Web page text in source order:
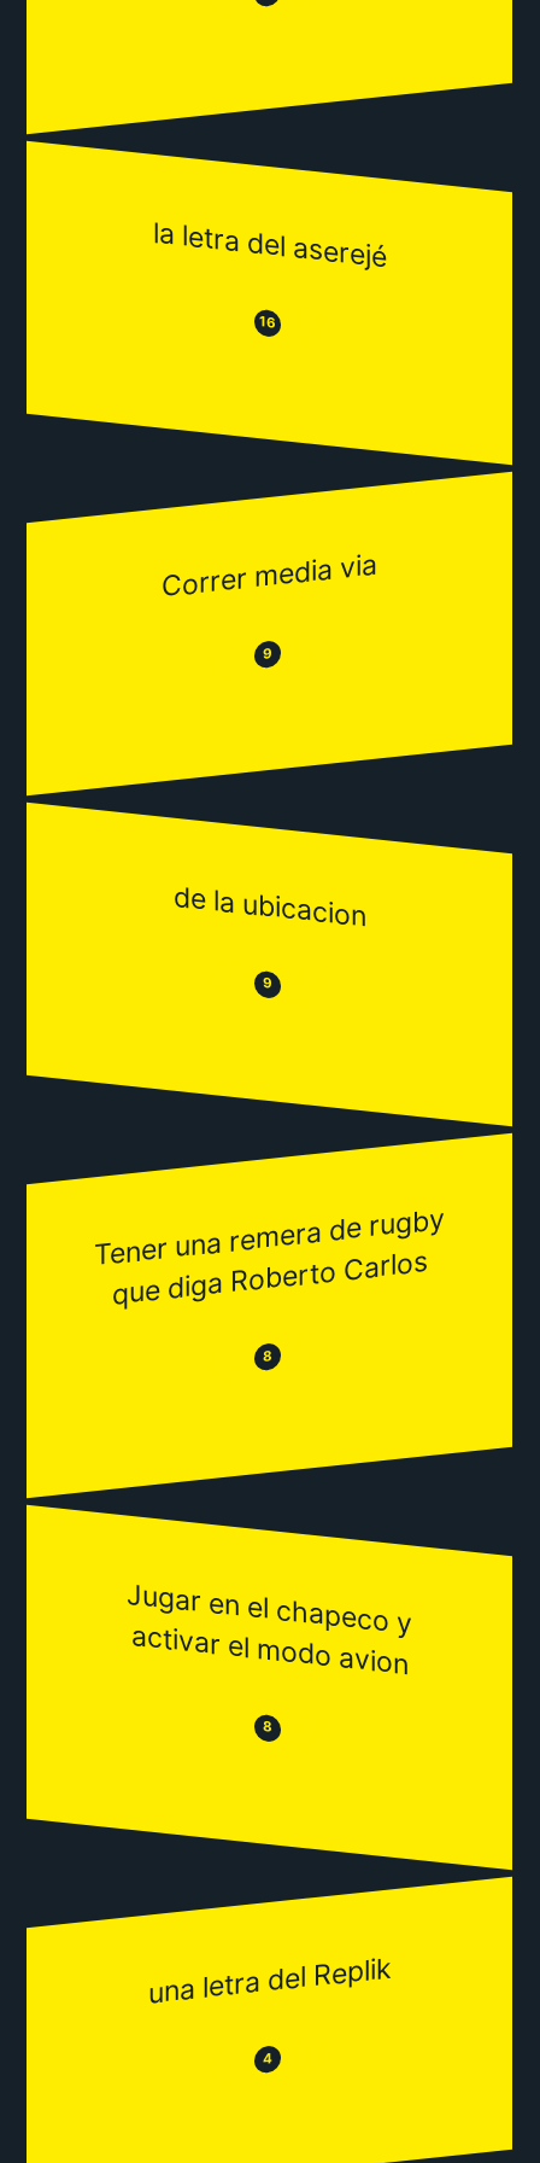
la letra del aserejé
😒 16 😂
Correr media via
😒 9 😂
de la ubicacion
😒 9 😂
Tener una re
mera de rugby
que diga Roberto Carlos
😒 8 😂
Jugar en el chapeco y
activar el m
odo avion
😒 8 😂
una letra del Replik
😒 4 😂